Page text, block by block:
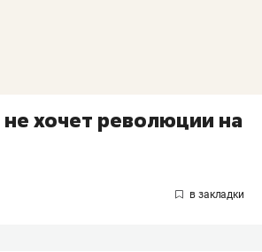
не хочет революции на